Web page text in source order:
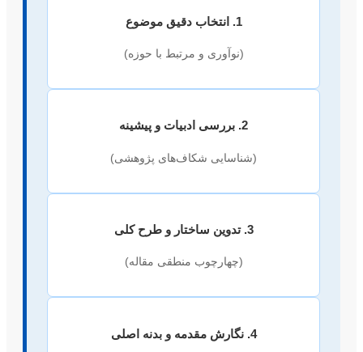
1. انتخاب دقیق موضوع
(نوآوری و مرتبط با حوزه)
2. بررسی ادبیات و پیشینه
(شناسایی شکاف‌های پژوهشی)
3. تدوین ساختار و طرح کلی
(چهارچوب منطقی مقاله)
4. نگارش مقدمه و بدنه اصلی